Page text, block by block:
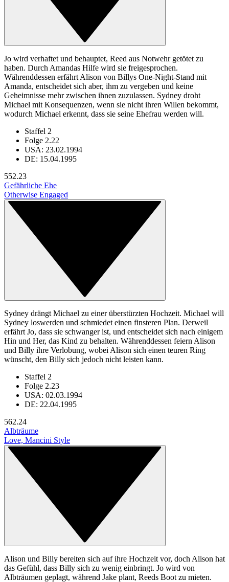
Jo wird verhaftet und behauptet, Reed aus Notwehr getötet zu
haben. Durch Amandas Hilfe wird sie freigesprochen.
Währenddessen erfährt Alison von Billys One-Night-Stand mit
Amanda, entscheidet sich aber, ihm zu vergeben und keine
Geheimnisse mehr zwischen ihnen zuzulassen. Sydney droht
Michael mit Konsequenzen, wenn sie nicht ihren Willen bekommt,
wodurch Michael erkennt, dass sie seine Ehefrau werden will.
Staffel 2
Folge 2.22
USA: 23.02.1994
DE: 15.04.1995
552.23
Gefährliche Ehe
Otherwise Engaged
Sydney drängt Michael zu einer überstürzten Hochzeit. Michael will
Sydney loswerden und schmiedet einen finsteren Plan. Derweil
erfährt Jo, dass sie schwanger ist, und entscheidet sich nach einigem
Hin und Her, das Kind zu behalten. Währenddessen feiern Alison
und Billy ihre Verlobung, wobei Alison sich einen teuren Ring
wünscht, den Billy sich jedoch nicht leisten kann.
Staffel 2
Folge 2.23
USA: 02.03.1994
DE: 22.04.1995
562.24
Albträume
Love, Mancini Style
Alison und Billy bereiten sich auf ihre Hochzeit vor, doch Alison hat
das Gefühl, dass Billy sich zu wenig einbringt. Jo wird von
Albträumen geplagt, während Jake plant, Reeds Boot zu mieten.